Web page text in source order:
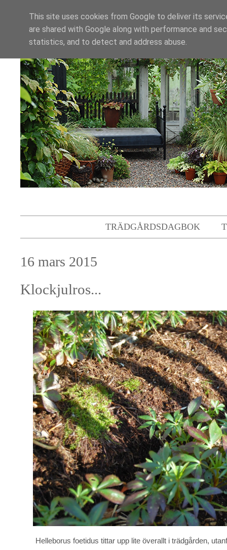
TRÄDGÅRDSDAGBOK
16 mars 2015
Klockjulros...
Helleborus foetidus tittar upp lite överallt i trädgården,
This site uses cookies from Google to deliver its
are shared with Google along with performance and
statistics, and to detect and address abuse.